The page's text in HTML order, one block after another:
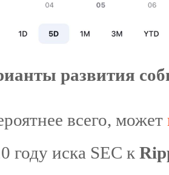
развития
всего, может
году иска SEC к